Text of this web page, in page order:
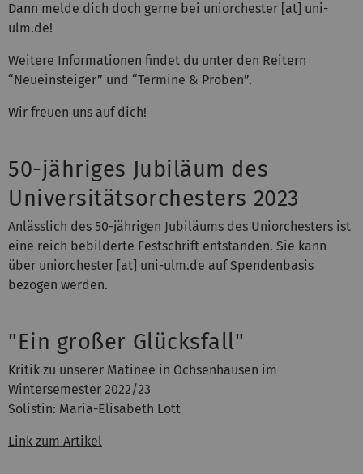
Dann melde dich doch gerne bei uniorchester [at] uni-
ulm.de!
Weitere Informationen findet du unter den Reitern
“Neueinsteiger” und “Termine & Proben”.
Wir freuen uns auf dich!
50-jähriges Jubiläum des
Universitätsorchesters 2023
Anlässlich des 50-jährigen Jubiläums des Uniorchesters ist
eine reich bebilderte Festschrift entstanden. Sie kann
über uniorchester [at] uni-ulm.de auf Spendenbasis
bezogen werden.
"Ein großer Glücksfall"
Kritik zu unserer Matinee in Ochsenhausen im
Wintersemester 2022/23
Solistin: Maria-Elisabeth Lott
Link zum Artikel